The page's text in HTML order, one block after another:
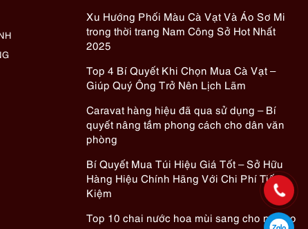
Xu Hướng Phối Màu Cà Vạt Và Áo Sơ Mi
trong thời trang Nam Công Sở Hot Nhất
2025
Top 4 Bí Quyết Khi Chọn Mua Cà Vạt –
Giúp Quý Ông Trở Nên Lịch Lãm
Caravat hàng hiệu đã qua sử dụng – Bí
quyết nâng tầm phong cách cho dân văn
phòng
Bí Quyết Mua Túi Hiệu Giá Tốt – Sở Hữu
Hàng Hiệu Chính Hãng Với Chi Phí Tiết
Kiệm
Top 10 chai nước hoa mùi sang cho nữ cho